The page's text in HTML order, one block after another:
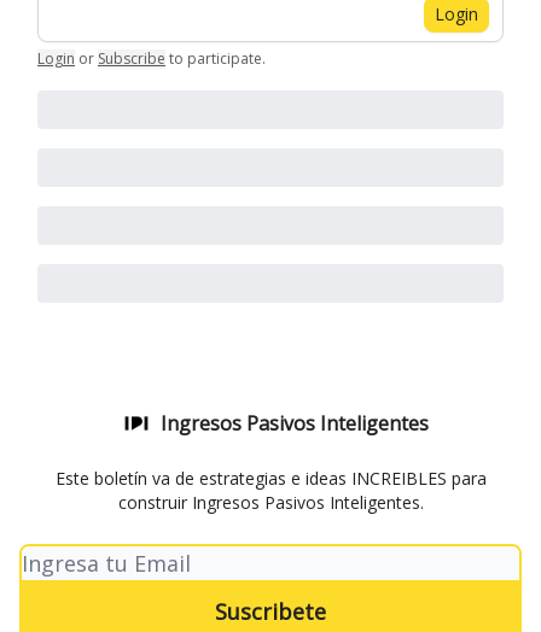
Login
Login or Subscribe to participate.
Ingresos Pasivos Inteligentes
Este boletín va de estrategias e ideas INCREIBLES para
construir Ingresos Pasivos Inteligentes.